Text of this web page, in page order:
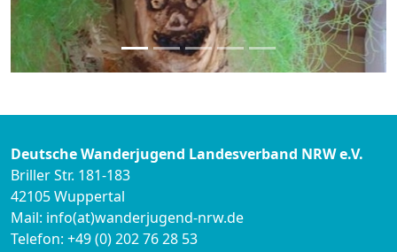
Deutsche Wanderjugend Landesverband NRW e.V.
Briller Str. 181-183
42105 Wuppertal
Mail: info(at)wanderjugend-nrw.de
Telefon: +49 (0) 202 76 28 53